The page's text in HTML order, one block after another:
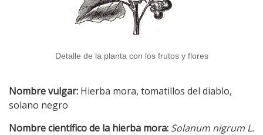
Detalle de la planta con los frutos y flores
Nombre vulgar: Hierba mora, tomatillos del diablo,
solano negro
Nombre científico de la hierba mora: Solanum nigrum L.